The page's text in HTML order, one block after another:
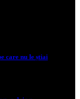
care nu le știai